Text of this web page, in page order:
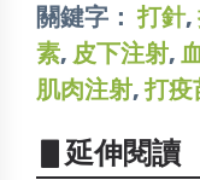
關鍵字： 打針,
素, 皮下注射,
肌肉注射, 打疫
▋延伸閱讀